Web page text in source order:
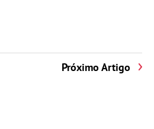
Próximo Artigo